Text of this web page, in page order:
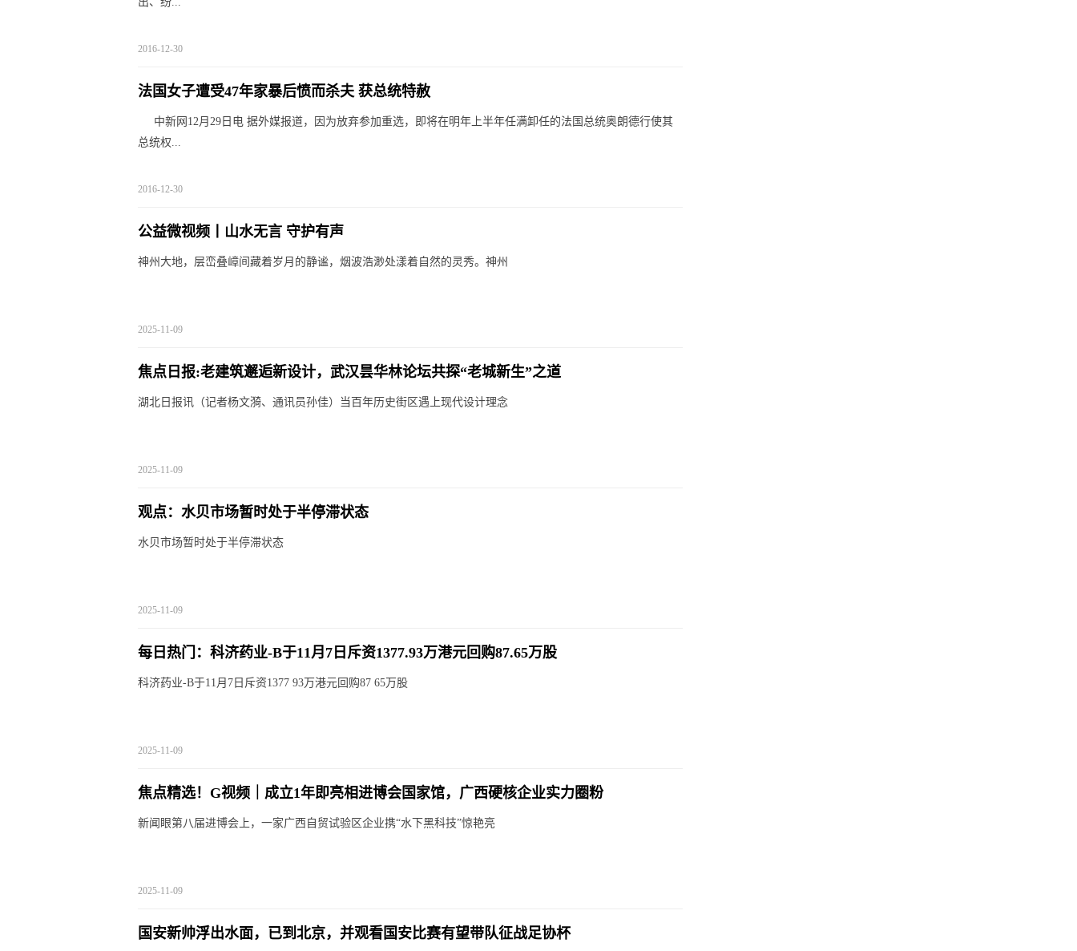
2016-12-30
法国女子遭受47年家暴后愤而杀夫 获总统特赦
中新网12月29日电 据外媒报道，因为放弃参加重选，即将在明年上半年任满卸任的法国总统奥朗德行使其
总统权...
2016-12-30
公益微视频丨山水无言 守护有声
神州大地，层峦叠嶂间藏着岁月的静谧，烟波浩渺处漾着自然的灵秀。神州
2025-11-09
焦点日报:老建筑邂逅新设计，武汉昙华林论坛共探“老城新生”之道
湖北日报讯（记者杨文漪、通讯员孙佳）当百年历史街区遇上现代设计理念
2025-11-09
观点：水贝市场暂时处于半停滞状态
水贝市场暂时处于半停滞状态
2025-11-09
每日热门：科济药业-B于11月7日斥资1377.93万港元回购87.65万股
科济药业-B于11月7日斥资1377 93万港元回购87 65万股
2025-11-09
焦点精选！G视频｜成立1年即亮相进博会国家馆，广西硬核企业实力圈粉
新闻眼第八届进博会上，一家广西自贸试验区企业携“水下黑科技”惊艳亮
2025-11-09
国安新帅浮出水面，已到北京，并观看国安比赛有望带队征战足协杯